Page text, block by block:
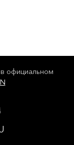
официальном